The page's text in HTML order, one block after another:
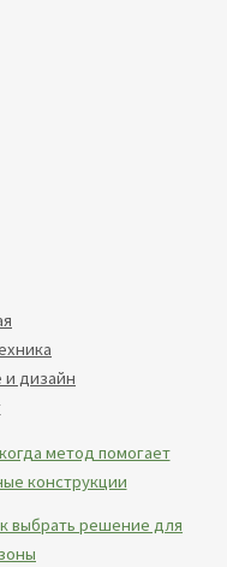
и дизайн
метод помогает
конструкции
выбрать решение для